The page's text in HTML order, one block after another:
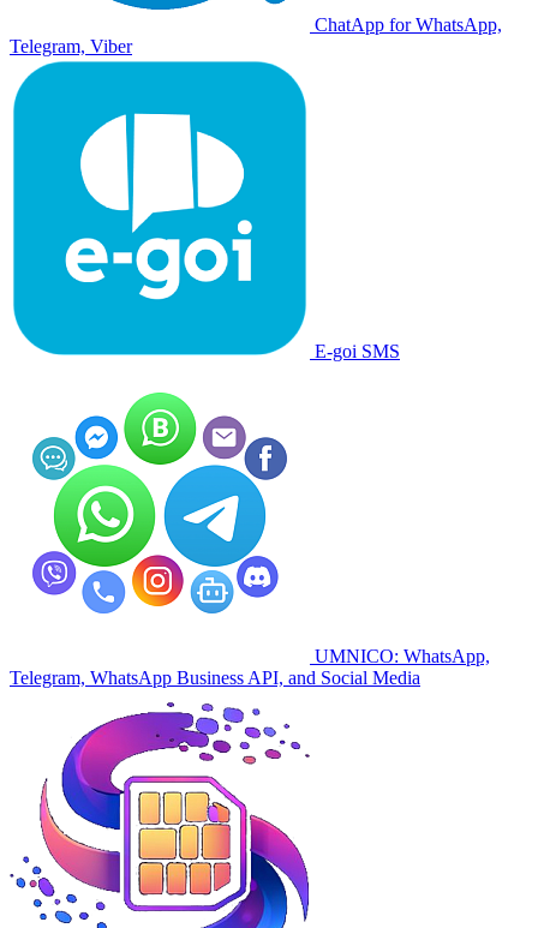
ChatApp for WhatsApp,
Telegram, Viber
E-goi SMS
UMNICO: WhatsApp,
Telegram, WhatsApp Business API, and Social Media